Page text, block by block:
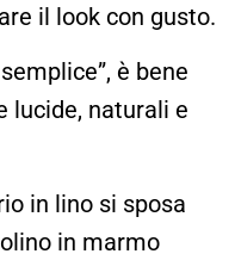
il look con gusto.
è bene
lucide, naturali e
in lino si sposa
in marmo